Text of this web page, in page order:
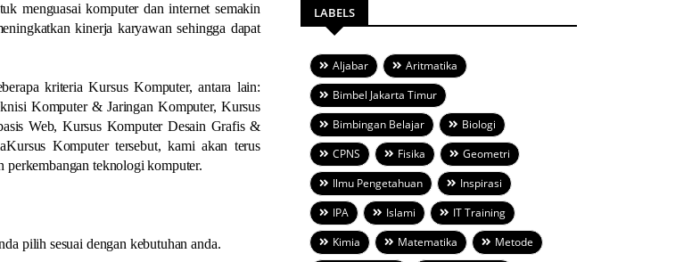
menguasai komputer dan internet semakin
kinerja karyawan sehingga dapat
kriteria Kursus Komputer, antara lain:
Komputer & Jaringan Komputer, Kursus
Web, Kursus Komputer Desain Grafis &
Komputer tersebut, kami akan terus
teknologi komputer.
pilih sesuai dengan kebutuhan anda.
LABELS
Aljabar
Aritmatika
Bimbel Jakarta Timur
Bimbingan Belajar
Biologi
CPNS
Fisika
Geometri
Ilmu Pengetahuan
Inspirasi
IPA
Islami
IT Training
Kimia
Matematika
Metode